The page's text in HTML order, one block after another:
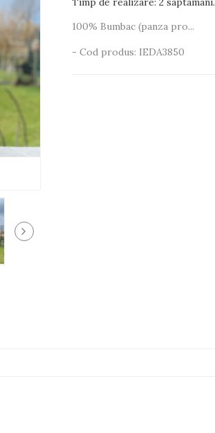
100% Bumbac (panza pro...
- Cod produs: IEDA3850